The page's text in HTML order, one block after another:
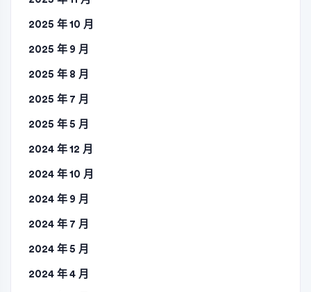
2025 年 10 月
2025 年 9 月
2025 年 8 月
2025 年 7 月
2025 年 5 月
2024 年 12 月
2024 年 10 月
2024 年 9 月
2024 年 7 月
2024 年 5 月
2024 年 4 月